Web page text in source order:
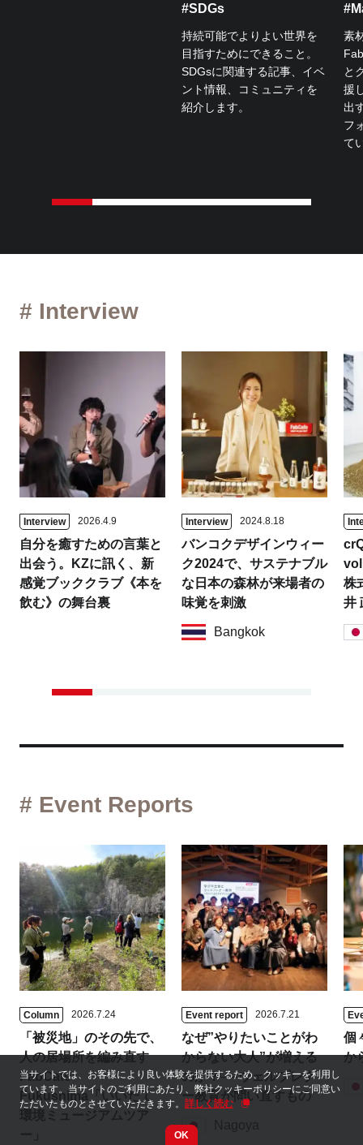
当サイトでは、お客様により良い体験を提供するため、クッキーを利用し
ています。当サイトのご利用にあたり、弊社クッキーポリシーにご同意い
ただいたものとさせていただきます。 詳しく読む
OK
#SDGs
持続可能でよりよい世界を
目指すためにできること。
SDGsに関連する記事、イベ
ント情報、コミュニティを
紹介します。
素
と
援
出
フ
て
# Interview
Interview 2026.4.9
自分を癒すための言葉と
出会う。KZに訊く、新
感覚ブッククラブ《本を
飲む》の舞台裏
Interview 2024.8.18
バンコクデザインウィー
ク2024で、サステナブル
な日本の森林が来場者の
味覚を刺激
Bangkok
株
井
# Event Reports
Column 2026.7.24
「被災地」のその先で、
人の居場所を編み直す
FabCafe
Fukushima「いいたて
Event report 2026.7.21
なぜ”やりたいことがわ
からない大人”が増える
のか？──ウェルプレナ
ー教育が問い直すもの
個
か